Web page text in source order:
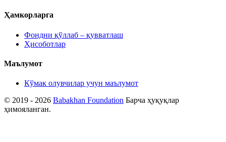
Ҳамкорларга
Фондни қўллаб – қувватлаш
Ҳисоботлар
Маълумот
Кўмак олувчилар учун маълумот
© 2019 - 2026 Babakhan Foundation Барча ҳуқуқлар
ҳимояланган.